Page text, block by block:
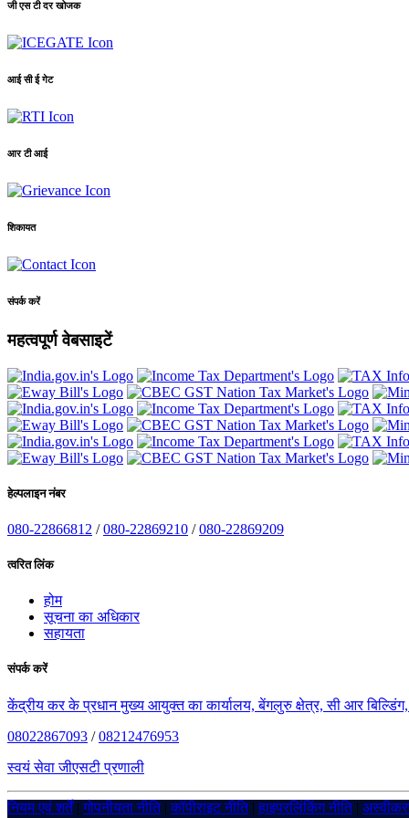
जी एस टी दर खोजक
आई सी ई गेट
आर टी आई
शिकायत
संपर्क करें
महत्वपूर्ण वेबसाइटें
हेल्पलाइन नंबर
080-22866812 /080-22869210 /080-22869209
त्वरित लिंक
होम
सूचना का अधिकार
सहायता
संपर्क करें
केंद्रीय कर के प्रधान मुख्य आयुक्त का कार्यालय, बेंगलुरु क्षेत्र, सी आर
08022867093 /08212476953
स्वयं सेवा जीएसटी प्रणाली
नियम एवं शर्तें|गोपनीयता नीति|कॉपीराइट नीति|हाइपरलिंकिंग नीति|